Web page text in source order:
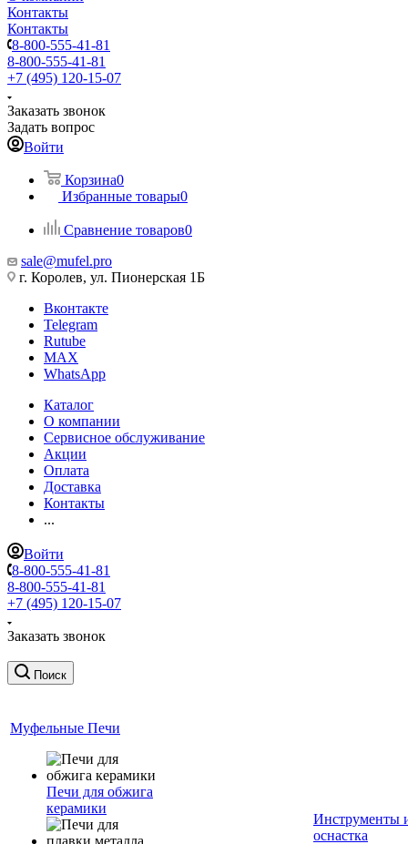
Контакты
Контакты
8-800-555-41-81
8-800-555-41-81
+7 (495) 120-15-07
Заказать звонок
Задать вопрос
Войти
Корзина0
Избранные товары0
Сравнение товаров0
sale@mufel.pro
г. Королев, ул. Пионерская 1Б
Вконтакте
Telegram
Rutube
MAX
WhatsApp
Каталог
О компании
Сервисное обслуживание
Акции
Оплата
Доставка
Контакты
...
Войти
8-800-555-41-81
8-800-555-41-81
+7 (495) 120-15-07
Заказать звонок
Поиск
Муфельные Печи
Печи для обжига
керамики
Инструменты
оснастка